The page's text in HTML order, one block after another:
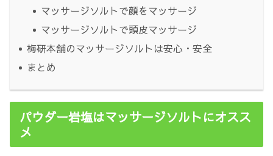
マッサージソルトで顔をマッサージ
マッサージソルトで頭皮マッサージ
梅研本舗のマッサージソルトは安心・安全
まとめ
パウダー岩塩はマッサージソルトにオスス
メ